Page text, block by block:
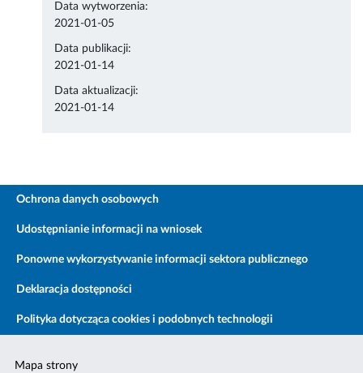
Data wytworzenia:
2021-01-05
Data publikacji:
2021-01-14
Data aktualizacji:
2021-01-14
Ochrona danych osobowych
Udostępnianie informacji na wniosek
Ponowne wykorzystywanie informacji sektora publicznego
Deklaracja dostępności
Polityka dotycząca cookies i podobnych technologii
Mapa strony